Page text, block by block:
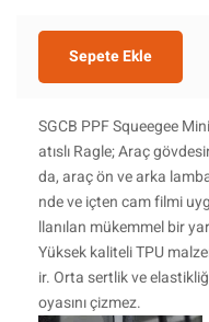
Sepete Ekle
SGCB PPF Squeegee
atıslı Ragle; Araç
da, araç ön ve arka
nde ve içten cam filmi
llanılan mükemmel bir
Yüksek kaliteli TPU
ir. Orta sertlik ve
oyasını çizmez.